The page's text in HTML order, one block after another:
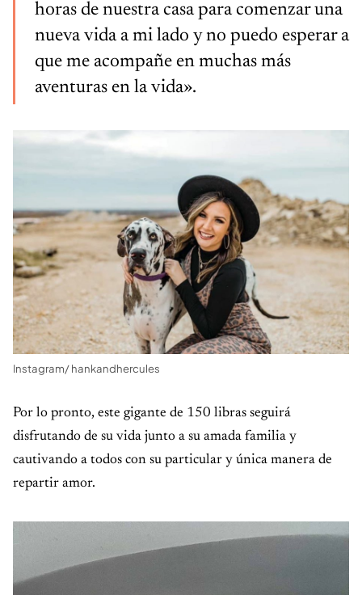
horas de nuestra casa para comenzar una
nueva vida a mi lado y no puedo esperar a
que me acompañe en muchas más
aventuras en la vida».
Instagram/ hankandhercules
Por lo pronto, este gigante de 150 libras seguirá
disfrutando de su vida junto a su amada familia y
cautivando a todos con su particular y única manera de
repartir amor.